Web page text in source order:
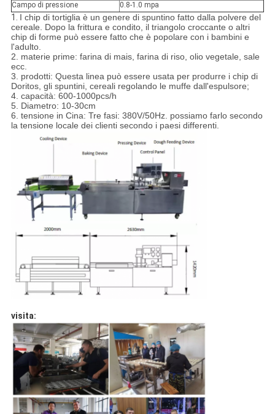
Campo di pressione
0.8-1.0 mpa
1. I chip di tortiglia è un genere di spuntino fatto dalla polvere del
cereale. Dopo la frittura e condito, il triangolo croccante o altri
chip di forme può essere fatto che è popolare con i bambini e
l'adulto.
2. materie prime: farina di mais, farina di riso, olio vegetale, sale
ecc.
3. prodotti: Questa linea può essere usata per produrre i chip di
Doritos, gli spuntini, cereali regolando le muffe dall'espulsore;
4. capacità: 600-1000pcs/h
5. Diametro: 10-30cm
6. tensione in Cina: Tre fasi: 380V/50Hz. possiamo farlo secondo
la tensione locale dei clienti secondo i paesi differenti.
visita: